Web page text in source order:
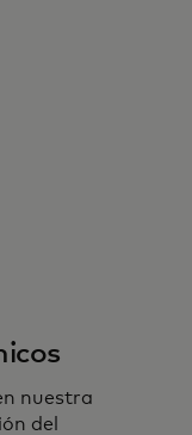
nuestra
del